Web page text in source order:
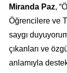
Miranda Paz,
Öğrencilere ve
saygı
çıkanları ve
anlamıyla